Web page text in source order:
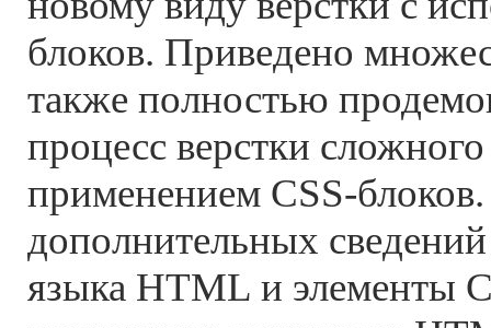
блоков. Приведено
также полностью
процесс верстки сложного
применением CSS-блоков.
дополнительных
языка HTML и элементы